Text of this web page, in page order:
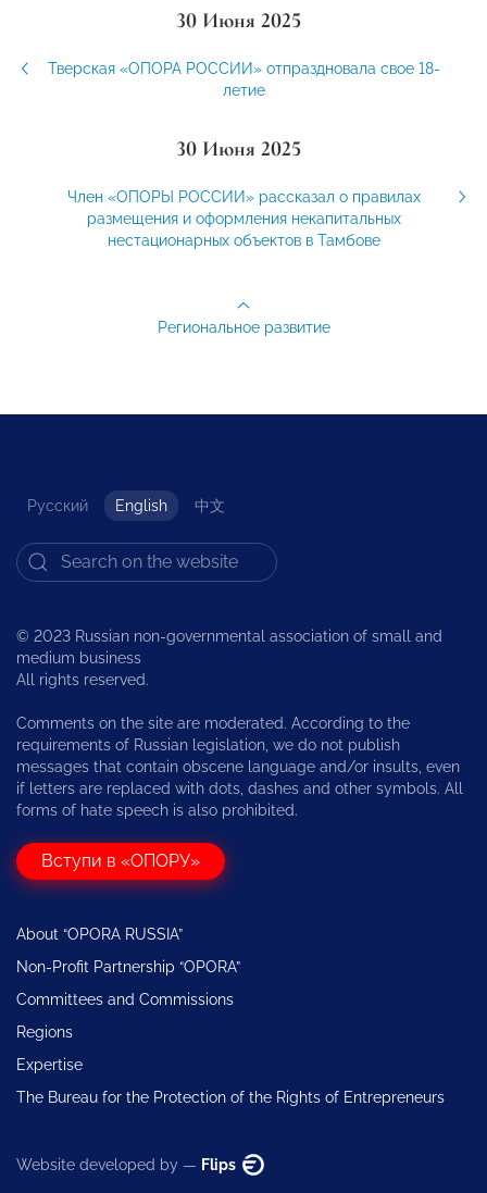
30 Июня 2025
Тверская «ОПОРА РОССИИ» отпраздновала свое 18-
летие
30 Июня 2025
Член «ОПОРЫ РОССИИ» рассказал о правилах
размещения и оформления некапитальных
нестационарных объектов в Тамбове
Региональное развитие
Русский English 中文
© 2023 Russian non-governmental association of small and
medium business
All rights reserved.
Comments on the site are moderated. According to the
requirements of Russian legislation, we do not publish
messages that contain obscene language and/or insults, even
if letters are replaced with dots, dashes and other symbols. All
forms of hate speech is also prohibited.
Вступи в «ОПОРУ»
About “OPORA RUSSIA”
Non-Profit Partnership “OPORA”
Committees and Commissions
Regions
Expertise
The Bureau for the Protection of the Rights of Entrepreneurs
Website developed by — Flips